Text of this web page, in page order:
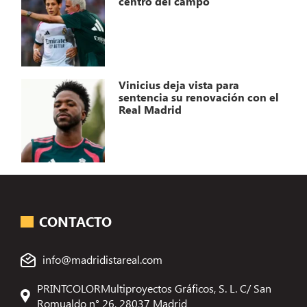
Vinicius deja vista para
sentencia su renovación con el
Real Madrid
CONTACTO
info@madridistareal.com
PRINTCOLORMultiproyectos Gráficos, S. L. C/ San
Romualdo n° 26, 28037 Madrid